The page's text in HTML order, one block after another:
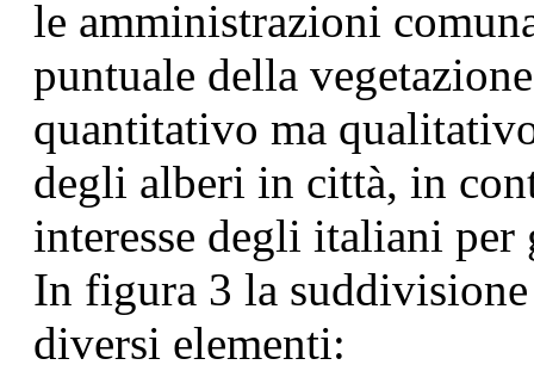
le amministrazioni
puntuale della
quantitativo ma
degli alberi in città, in
interesse degli italiani
In figura 3 la
diversi elementi: